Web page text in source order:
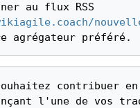
contribuer
l'une de vos